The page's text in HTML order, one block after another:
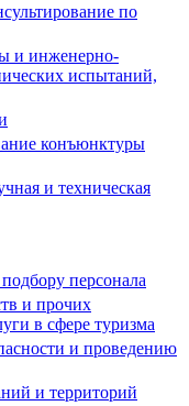
по
и инженерно-
испытаний,
конъюнктуры
и техническая
персонала
и прочих
в сфере туризма
и проведению
и территорий